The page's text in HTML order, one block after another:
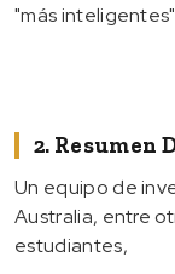
"más
2. Resumen
Un equipo de
Australia, entre
estudiantes,